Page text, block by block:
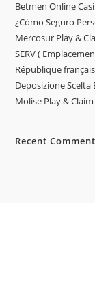
Betmen Online
¿Cómo Seguro
Mercosur Play &
SERV (
République
Deposizione Scelta
Molise Play & Claim
Recent